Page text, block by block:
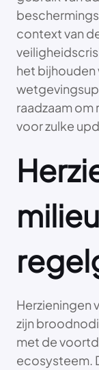
context van
het bijhouden
raadzaam
voor zulke
Herzieningen
zijn
met de
ecosysteem.